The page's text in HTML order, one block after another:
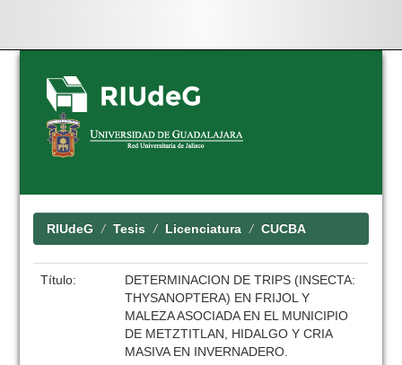
Skip
navigation
RIUdeG Tesis Licenciatura CUCBA
Título:
DETERMINACION DE TRIPS (INSECTA:
THYSANOPTERA) EN FRIJOL Y
MALEZA ASOCIADA EN EL MUNICIPIO
DE METZTITLAN, HIDALGO Y CRIA
MASIVA EN INVERNADERO.